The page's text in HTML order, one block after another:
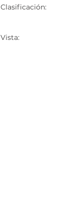
Clasificación:
Vista: